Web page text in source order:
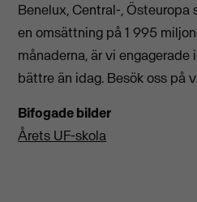
Benelux, Central-, Östeuropa
en omsättning på 1 995
månaderna, är vi engagerade
bättre än idag. Besök oss på
Bifogade bilder
Årets UF-skola